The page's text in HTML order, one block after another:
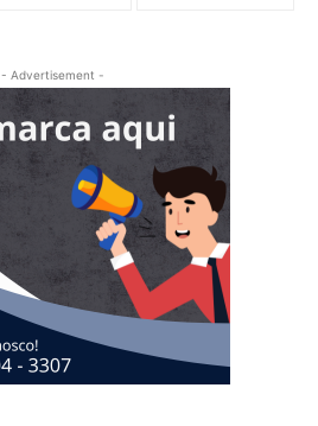
- Advertisement -